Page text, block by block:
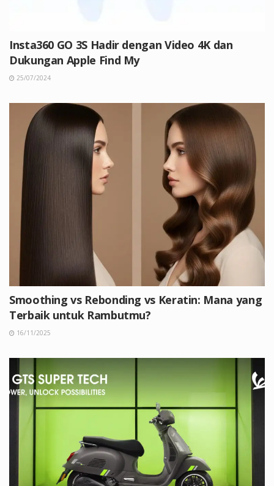
Insta360 GO 3S Hadir dengan Video 4K dan
Dukungan Apple Find My
25/07/2024
Smoothing vs Rebonding vs Keratin: Mana yang
Terbaik untuk Rambutmu?
16/11/2025